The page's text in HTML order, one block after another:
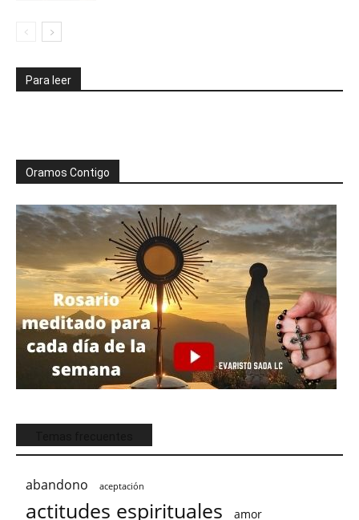
Para leer
Oramos Contigo
abandono aceptación
actitudes espirituales amor